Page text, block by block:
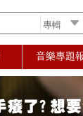
音樂專題